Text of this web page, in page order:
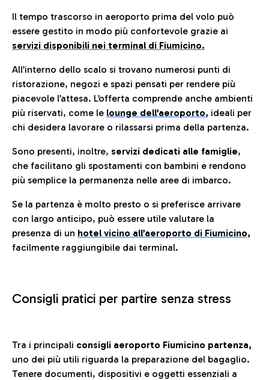
Il tempo trascorso in aeroporto prima del volo può
essere gestito in modo più confortevole grazie ai
servizi disponibili nei terminal di Fiumicino.
All’interno dello scalo si trovano numerosi punti di
ristorazione, negozi e spazi pensati per rendere più
piacevole l’attesa. L’offerta comprende anche ambienti
più riservati, come le lounge dell’aeroporto, ideali per
chi desidera lavorare o rilassarsi prima della partenza.
Sono presenti, inoltre, servizi dedicati alle famiglie,
che facilitano gli spostamenti con bambini e rendono
più semplice la permanenza nelle aree di imbarco.
Se la partenza è molto presto o si preferisce arrivare
con largo anticipo, può essere utile valutare la
presenza di un hotel vicino all’aeroporto di Fiumicino,
facilmente raggiungibile dai terminal.
Consigli pratici per partire senza stress
Tra i principali consigli aeroporto Fiumicino partenza,
uno dei più utili riguarda la preparazione del bagaglio.
Tenere documenti, dispositivi e oggetti essenziali a